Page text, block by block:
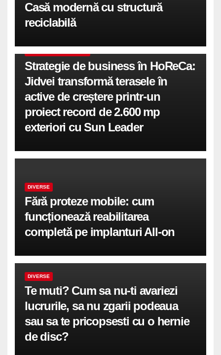
Casă modernă cu structură
reciclabilă
Strategie de business în HoReCa:
Jidvei transformă terasele în
active de creștere printr-un
proiect record de 2.600 mp
exteriori cu Sun Leader
DIVERSE
Fără proteze mobile: cum
funcționează reabilitarea
completă pe implanturi All-on
DIVERSE
Te muti? Cum sa nu-ti avariezi
lucrurile, sa nu zgarii podeaua
sau sa te pricopsesti cu o hernie
de disc?